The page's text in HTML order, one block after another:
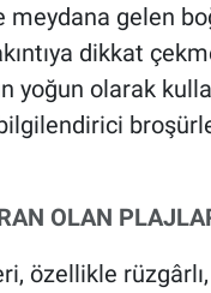
meydana gelen
dikkat
yoğun olarak
OLAN
özellikle